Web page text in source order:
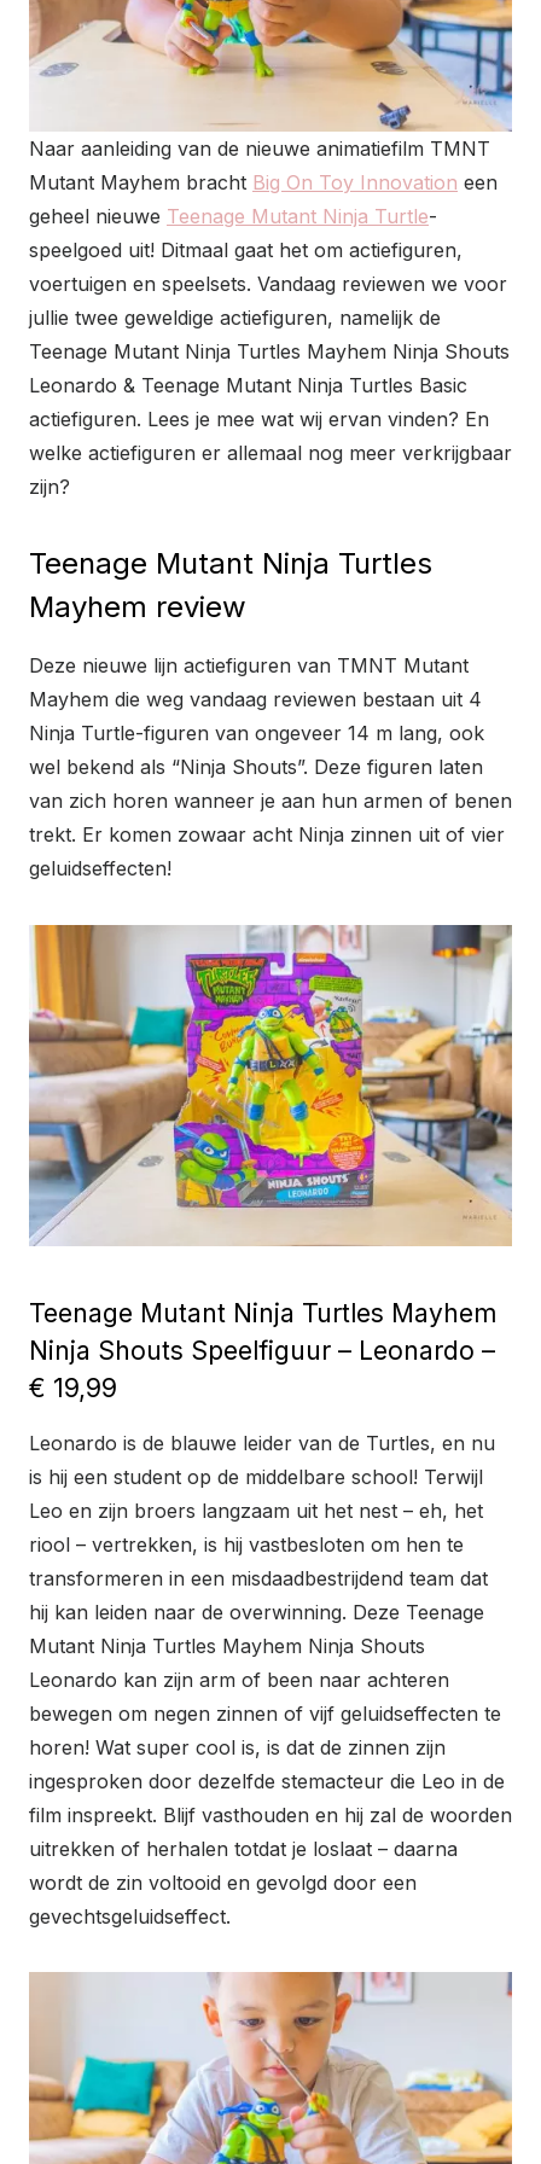
Naar aanleiding van de nieuwe animatiefilm TMNT
Mutant Mayhem bracht Big On Toy Innovation een
geheel nieuwe Teenage Mutant Ninja Turtle-
speelgoed uit! Ditmaal gaat het om actiefiguren,
voertuigen en speelsets. Vandaag reviewen we voor
jullie twee geweldige actiefiguren, namelijk de
Teenage Mutant Ninja Turtles Mayhem Ninja Shouts
Leonardo & Teenage Mutant Ninja Turtles Basic
actiefiguren. Lees je mee wat wij ervan vinden? En
welke actiefiguren er allemaal nog meer verkrijgbaar
zijn?
Teenage Mutant Ninja Turtles
Mayhem review
Deze nieuwe lijn actiefiguren van TMNT Mutant
Mayhem die weg vandaag reviewen bestaan uit 4
Ninja Turtle-figuren van ongeveer 14 m lang, ook
wel ​​bekend als “Ninja Shouts”. Deze figuren laten
van zich horen wanneer je aan hun armen of benen
trekt. Er komen zowaar acht Ninja zinnen uit of vier
geluidseffecten!
Teenage Mutant Ninja Turtles Mayhem
Ninja Shouts Speelfiguur – Leonardo –
€ 19,99
Leonardo is de blauwe leider van de Turtles, en nu
is hij een student op de middelbare school! Terwijl
Leo en zijn broers langzaam uit het nest – eh, het
riool – vertrekken, is hij vastbesloten om hen te
transformeren in een misdaadbestrijdend team dat
hij kan leiden naar de overwinning. Deze Teenage
Mutant Ninja Turtles Mayhem Ninja Shouts
Leonardo kan zijn arm of been naar achteren
bewegen om negen zinnen of vijf geluidseffecten te
horen! Wat super cool is, is dat de zinnen zijn
ingesproken door dezelfde stemacteur die Leo in de
film inspreekt. Blijf vasthouden en hij zal de woorden
uitrekken of herhalen totdat je loslaat – daarna
wordt de zin voltooid en gevolgd door een
gevechtsgeluidseffect.